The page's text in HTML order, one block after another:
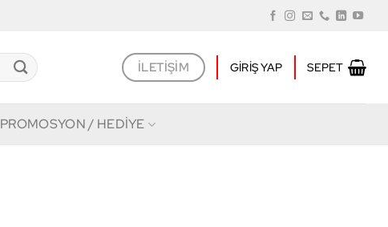
İLETIŞIM GIRIŞ YAP SEPET
PROMOSYON / HEDİYE